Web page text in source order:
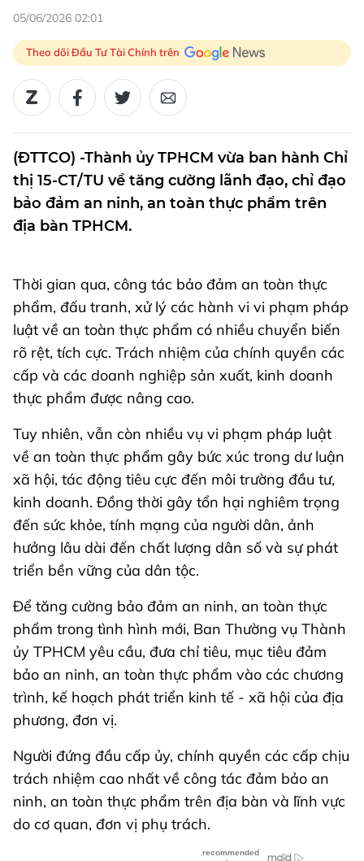
05/06/2026 02:01
Theo dõi Đầu Tư Tài Chính trên
(ĐTTCO) -Thành ủy TPHCM vừa ban hành Chỉ
thị 15-CT/TU về tăng cường lãnh đạo, chỉ đạo
bảo đảm an ninh, an toàn thực phẩm trên
địa bàn TPHCM.
Thời gian qua, công tác bảo đảm an toàn thực
phẩm, đấu tranh, xử lý các hành vi vi phạm pháp
luật về an toàn thực phẩm có nhiều chuyển biến
rõ rệt, tích cực. Trách nhiệm của chính quyền các
cấp và các doanh nghiệp sản xuất, kinh doanh
thực phẩm được nâng cao.
Tuy nhiên, vẫn còn nhiều vụ vi phạm pháp luật
về an toàn thực phẩm gây bức xúc trong dư luận
xã hội, tác động tiêu cực đến môi trường đầu tư,
kinh doanh. Đồng thời gây tổn hại nghiêm trọng
đến sức khỏe, tính mạng của người dân, ảnh
hưởng lâu dài đến chất lượng dân số và sự phát
triển bền vững của dân tộc.
Để tăng cường bảo đảm an ninh, an toàn thực
phẩm trong tình hình mới, Ban Thường vụ Thành
ủy TPHCM yêu cầu, đưa chỉ tiêu, mục tiêu đảm
bảo an ninh, an toàn thực phẩm vào các chương
trình, kế hoạch phát triển kinh tế - xã hội của địa
phương, đơn vị.
Người đứng đầu cấp ủy, chính quyền các cấp chịu
trách nhiệm cao nhất về công tác đảm bảo an
ninh, an toàn thực phẩm trên địa bàn và lĩnh vực
do cơ quan, đơn vị phụ trách.